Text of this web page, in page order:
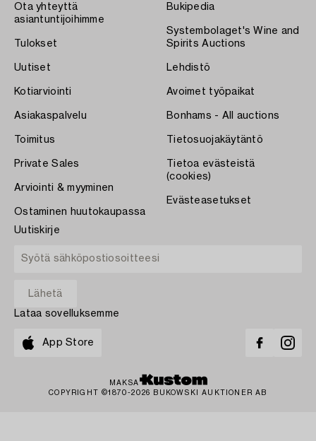
Ota yhteyttä
asiantuntijoihimme
Tulokset
Uutiset
Kotiarviointi
Asiakaspalvelu
Toimitus
Private Sales
Arviointi & myyminen
Ostaminen huutokaupassa
Bukipedia
Systembolaget's Wine and
Spirits Auctions
Lehdistö
Avoimet työpaikat
Bonhams - All auctions
Tietosuojakäytäntö
Tietoa evästeistä
(cookies)
Evästeasetukset
Uutiskirje
Lataa sovelluksemme
App Store
MAKSA
COPYRIGHT ©1870-2026 BUKOWSKI AUKTIONER AB